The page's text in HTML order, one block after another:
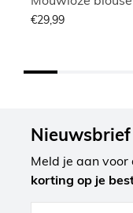
€29,99
Nieuwsbrief
Meld je aan
korting op je